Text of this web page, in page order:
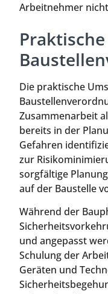
Arbeitnehmer
Die praktische
Zusammenarbeit
bereits in der
Gefahren
zur
sorgfältige
auf der Baustelle
Während der
und angepasst
Schulung der
Geräten und